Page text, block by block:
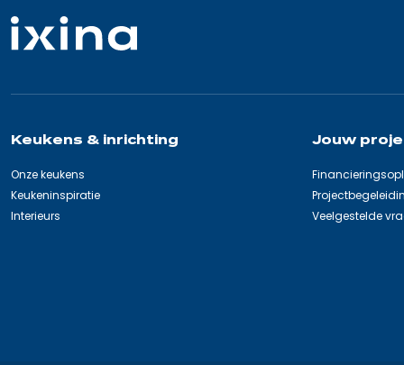
hier:
Keukens & inrichting
Onze keukens
Keukeninspiratie
Interieurs
Jouw
Veelgestelde